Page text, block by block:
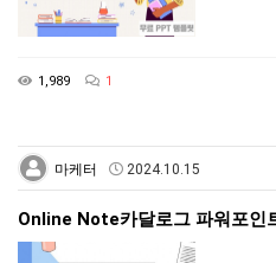
1,989 1
마케터 2024.10.15
Online Note카달로그 파워포